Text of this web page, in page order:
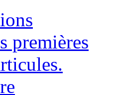
premières